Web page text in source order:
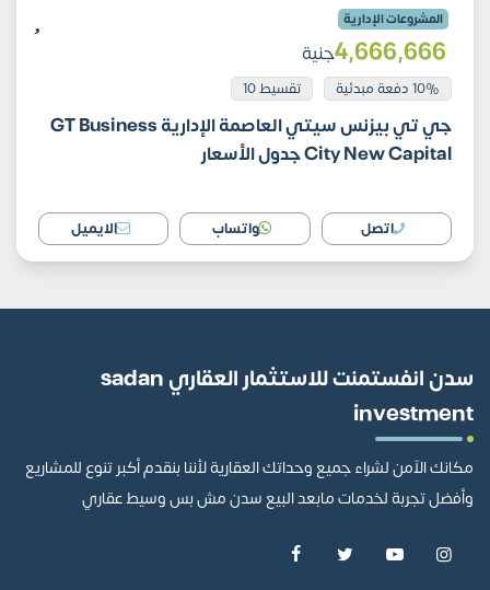
المشروعات الإدارية
4٬666٬666جنية
10% دفعة مبدئية تقسيط 10
جي تي بيزنس سيتي العاصمة الإدارية GT Business
City New Capital جدول الأسعار
اتصل واتساب الايميل
سدن انفستمنت للاستثمار العقاري sadan
investment
مكانك الآمن لشراء جميع وحداتك العقارية لأننا بنقدم أكبر تنوع للمشاريع
وأفضل تجربة لخدمات مابعد البيع سدن مش بس وسيط عقاري